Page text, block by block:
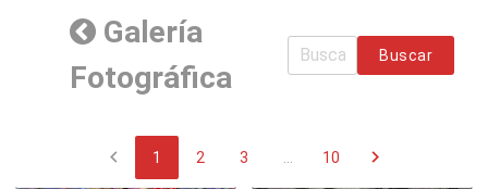
Galería
Fotográfica
Buscar
chevron_left 1 2 3 10 chevron_right